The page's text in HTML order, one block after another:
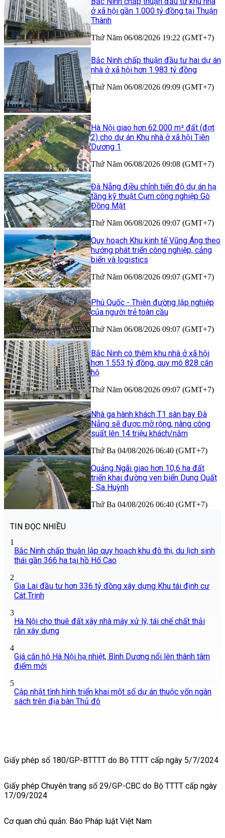
ở xã hội gần 1.000 tỷ đồng tại Thuận
Thành
Thứ Năm 06/08/2026 19:22 (GMT+7)
Bắc Ninh chấp thuận đầu tư hai dự án
nhà ở xã hội hơn 1.983 tỷ đồng
Thứ Năm 06/08/2026 09:09 (GMT+7)
Hà Nội giao hơn 62.000 m² đất (đợt
2) cho dự án Khu nhà ở xã hội Tiên
Dương 1
Thứ Năm 06/08/2026 09:08 (GMT+7)
Đà Nẵng điều chỉnh tiến độ dự án hạ
tầng kỹ thuật Cụm công nghiệp Gò
Đồng Mặt
Thứ Năm 06/08/2026 09:07 (GMT+7)
Quy hoạch Khu kinh tế Vũng Áng theo
hướng phát triển công nghiệp, cảng
biển và logistics
Thứ Năm 06/08/2026 09:07 (GMT+7)
Phú Quốc - Thiên đường lập nghiệp
của người trẻ toàn cầu
Thứ Năm 06/08/2026 09:07 (GMT+7)
Bắc Ninh có thêm khu nhà ở xã hội
hơn 1.553 tỷ đồng, quy mô 828 căn
hộ
Thứ Năm 06/08/2026 09:07 (GMT+7)
Nhà ga hành khách T1 sân bay Đà
Nẵng sẽ được mở rộng, nâng công
suất lên 14 triệu khách/năm
Thứ Ba 04/08/2026 06:40 (GMT+7)
Quảng Ngãi giao hơn 10,6 ha đất
triển khai đường ven biển Dung Quất
- Sa Huỳnh
Thứ Ba 04/08/2026 06:40 (GMT+7)
TIN ĐỌC NHIỀU
1
Bắc Ninh chấp thuận lập quy hoạch khu đô thị, du lịch sinh
thái gần 366 ha tại hồ Hố Cao
2
Gia Lai đầu tư hơn 336 tỷ đồng xây dựng Khu tái định cư
Cát Trinh
3
Hà Nội cho thuê đất xây nhà máy xử lý, tái chế chất thải
rắn xây dựng
4
Giá căn hộ Hà Nội hạ nhiệt, Bình Dương nổi lên thành tâm
điểm mới
5
Cập nhật tình hình triển khai một số dự án thuộc vốn ngân
sách trên địa bàn Thủ đô
Giấy phép số 180/GP-BTTTT do Bộ TTTT cấp ngày 5/7/2024
Giấy phép Chuyên trang số 29/GP-CBC do Bộ TTTT cấp ngày
17/09/2024
Cơ quan chủ quản: Báo Pháp luật Việt Nam